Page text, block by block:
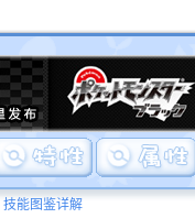
技能图鉴详解